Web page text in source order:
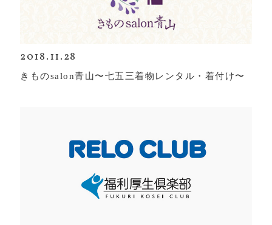
2018.11.28
きものsalon青山〜七五三着物レンタル・着付け〜